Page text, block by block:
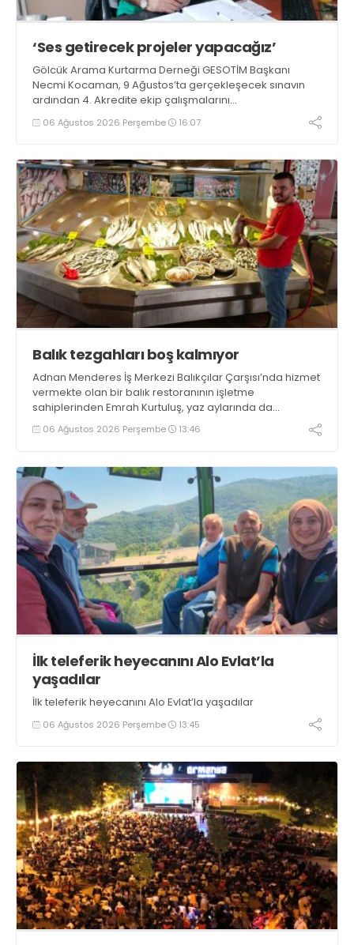
‘Ses getirecek projeler yapacağız’
Gölcük Arama Kurtarma Derneği GESOTİM Başkanı
Necmi Kocaman, 9 Ağustos’ta gerçekleşecek sınavın
ardından 4. Akredite ekip çalışmalarını
tamamlayacaklarını ifade ederek açıklamalarda
bulundu. Kocaman, “Gölcük’te ve Kocaeli genelinde ses
06 Ağustos 2026 Perşembe 16:07
Balık tezgahları boş kalmıyor
Adnan Menderes İş Merkezi Balıkçılar Çarşısı’nda hizmet
vermekte olan bir balık restoranının işletme
sahiplerinden Emrah Kurtuluş, yaz aylarında da
tezgahlarda taze balık bulunduğunu ifade ederek “Yıl
boyunca tezgahlarda taze balık bulmak mümkün
06 Ağustos 2026 Perşembe 13:46
İlk teleferik heyecanını Alo Evlat’la
yaşadılar
İlk teleferik heyecanını Alo Evlat’la yaşadılar
06 Ağustos 2026 Perşembe 13:45